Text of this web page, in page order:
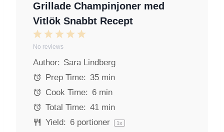
Grillade Champinjoner med
Vitlök Snabbt Recept
5
t
a
r
4
t
a
r
s
3
t
a
r
s
2
S
t
a
r
s
1
S
t
a
No reviews
Author: Sara Lindberg
Prep Time: 35 min
Cook Time: 6 min
Total Time: 41 min
Yield: 6portioner 1x